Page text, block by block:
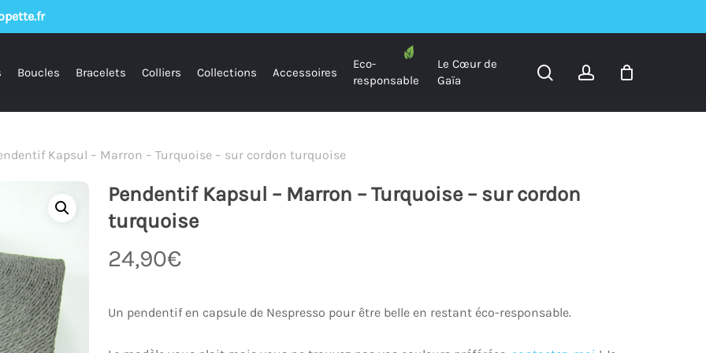
Boucles Bracelets Colliers Collections Accessoires
Eco-
responsable
Le Cœur de
Gaïa
searchaccount
Kapsul – Marron – Turquoise – sur cordon turquoise
Pendentif Kapsul – Marron – Turquoise – sur cordon
turquoise
24,90€
Un pendentif en capsule de Nespresso pour être belle en restant éco-responsable.